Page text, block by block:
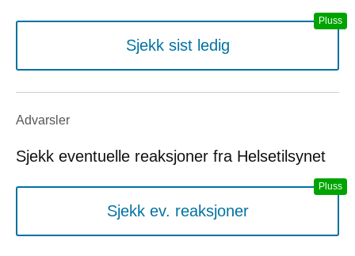
Sjekk sist ledig
Advarsler
Sjekk eventuelle reaksjoner fra Helsetilsynet
Sjekk ev. reaksjoner